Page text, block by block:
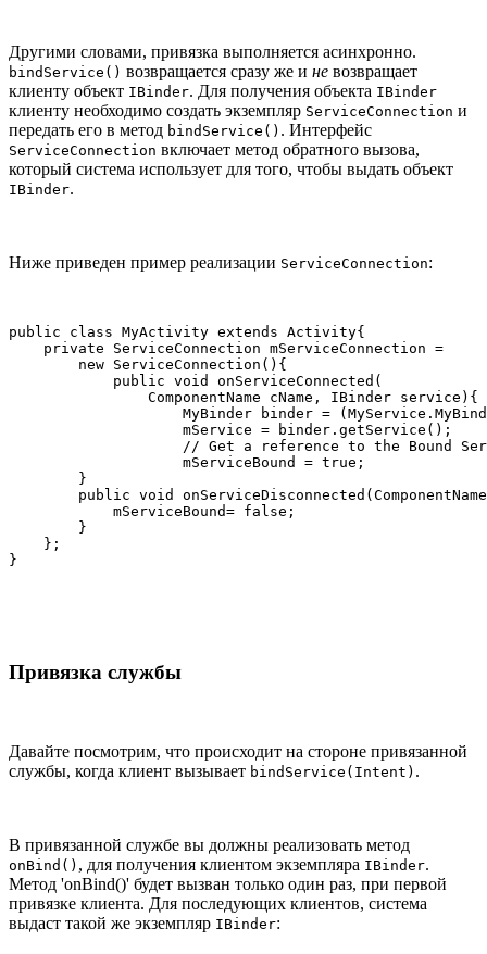
Другими словами, привязка выполняется асинхронно.
bindService() возвращается сразу же и не возвращает
клиенту объект IBinder. Для получения объекта IBinder
клиенту необходимо создать экземпляр ServiceConnection и
передать его в метод bindService() . Интерфейс
ServiceConnection включает метод обратного вызова,
который система использует для того, чтобы выдать объект
IBinder.
Ниже приведен пример реализации ServiceConnection:
public class MyActivity extends Activity{
    private ServiceConnection mServiceConnection =
        new ServiceConnection(){
            public void onServiceConnected(
                ComponentName cName, IBinder service){
MyBinder binder =
                    mService = binder.getService();
// Get a reference to the Bound
                    mServiceBound = true;
        }
public void
            mServiceBound= false;
        }
    };
}
Привязка службы
Давайте посмотрим, что происходит на стороне привязанной
службы, когда клиент вызывает bindService(Intent) .
В привязанной службе вы должны реализовать метод
onBind() , для получения клиентом экземпляра IBinder.
Метод 'onBind()' будет вызван только один раз, при первой
привязке клиента. Для последующих клиентов, система
выдаст такой же экземпляр IBinder: